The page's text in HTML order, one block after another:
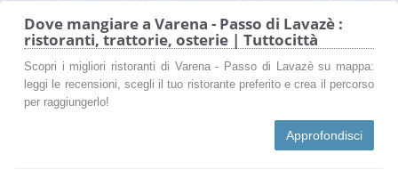
Dove mangiare a Varena - Passo di Lavazè :
ristoranti, trattorie, osterie | Tuttocittà
Scopri i migliori ristoranti di Varena - Passo di Lavazè su mappa:
leggi le recensioni, scegli il tuo ristorante preferito e crea il percorso
per raggiungerlo!
Approfondisci